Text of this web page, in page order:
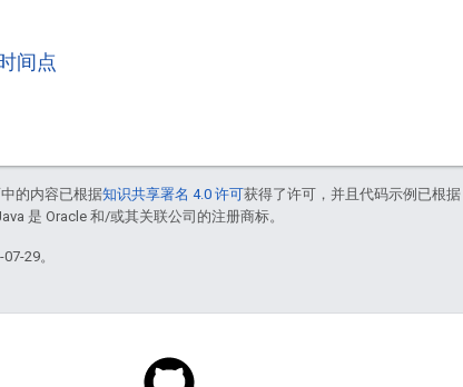
间点
的内容已根据知识共享署名 4.0 许可获得了许可，并且代码示例已根据
是 Oracle 和/或其关联公司的注册商标。
29。